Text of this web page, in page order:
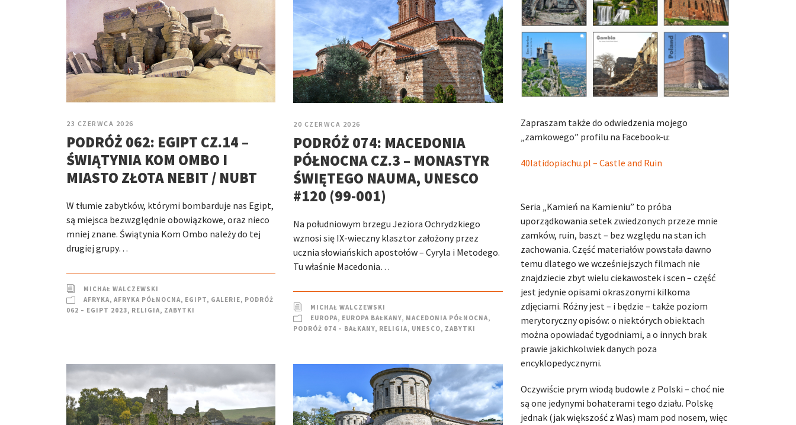
23 CZERWCA 2026
PODRÓŻ 062: EGIPT CZ.14 –
ŚWIĄTYNIA KOM OMBO I
MIASTO ZŁOTA NEBIT / NUBT
W tłumie zabytków, którymi bombarduje nas Egipt,
są miejsca bezwzględnie obowiązkowe, oraz nieco
mniej znane. Świątynia Kom Ombo należy do tej
drugiej grupy…
MICHAŁ WALCZEWSKI
AFRYKA, AFRYKA PÓŁNOCNA, EGIPT, GALERIE, PODRÓŻ
062 – EGIPT 2023, RELIGIA, ZABYTKI
20 CZERWCA 2026
PODRÓŻ 074: MACEDONIA
PÓŁNOCNA CZ.3 – MONASTYR
ŚWIĘTEGO NAUMA, UNESCO
#120 (99-001)
Na południowym brzegu Jeziora Ochrydzkiego
wznosi się IX-wieczny klasztor założony przez
ucznia słowiańskich apostołów – Cyryla i Metodego.
Tu właśnie Macedonia…
MICHAŁ WALCZEWSKI
EUROPA, EUROPA BAŁKANY, MACEDONIA PÓŁNOCNA,
PODRÓŻ 074 – BAŁKANY, RELIGIA, UNESCO, ZABYTKI
Zapraszam także do odwiedzenia mojego
„zamkowego” profilu na Facebook-u:
40latidopiachu.pl – Castle and Ruin
Seria „Kamień na Kamieniu” to próba
uporządkowania setek zwiedzonych przeze mnie
zamków, ruin, baszt – bez względu na stan ich
zachowania. Część materiałów powstała dawno
temu dlatego we wcześniejszych filmach nie
znajdziecie zbyt wielu ciekawostek i scen – część
jest jedynie opisami okraszonymi kilkoma
zdjęciami. Różny jest – i będzie – także poziom
merytoryczny opisów: o niektórych obiektach
można opowiadać tygodniami, a o innych brak
prawie jakichkolwiek danych poza
encyklopedycznymi.
Oczywiście prym wiodą budowle z Polski – choć nie
są one jedynymi bohaterami tego działu. Polskę
jednak (jak większość z Was) mam pod nosem, więc